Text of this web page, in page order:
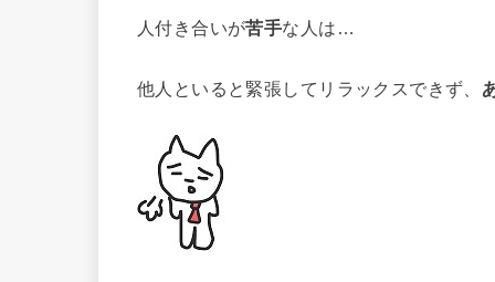
人付き合いが苦手な人は…
他人といると緊張してリラックスできず、